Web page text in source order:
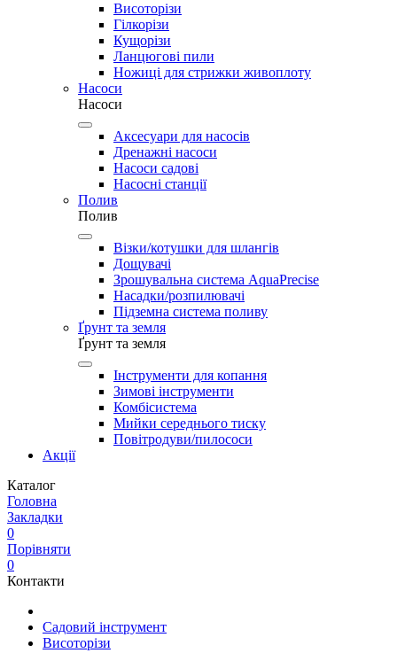
Висоторізи
Гілкорізи
Кущорізи
Ланцюгові пили
Ножиці для стрижки живоплоту
Насоси
Насоси
Аксесуари для насосів
Дренажні насоси
Насоси садові
Насосні станції
Полив
Полив
Візки/котушки для шлангів
Дощувачі
Зрошувальна система AquaPrecise
Насадки/розпилювачі
Підземна система поливу
Ґрунт та земля
Ґрунт та земля
Інструменти для копання
Зимові інструменти
Комбісистема
Мийки середнього тиску
Повітродуви/пилососи
Акції
Каталог
Головна
Закладки
0
Порівняти
0
Контакти
Садовий інструмент
Висоторізи